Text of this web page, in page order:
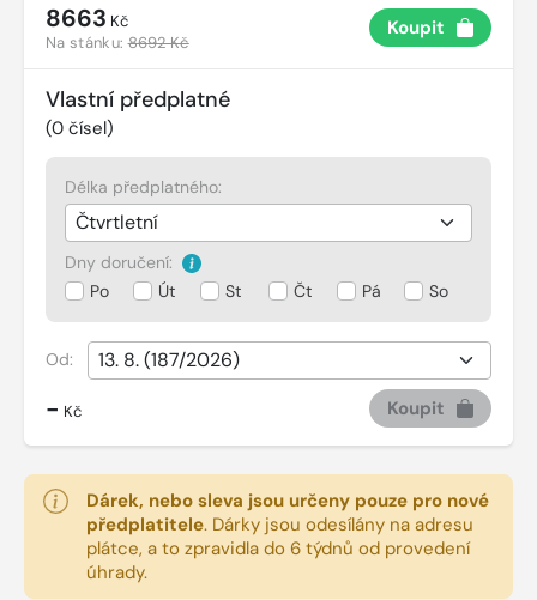
8663 Kč
Na stánku:8692 Kč
Koupit
Vlastní předplatné
(0 čísel)
Délka předplatného:
Dny doručení:
Po
Út St Čt Pá So
Od:
- Kč Koupit
Dárek, nebo sleva jsou určeny pouze pro nové
předplatitele. Dárky jsou odesílány na adresu
plátce, a to zpravidla do 6 týdnů od provedení
úhrady.